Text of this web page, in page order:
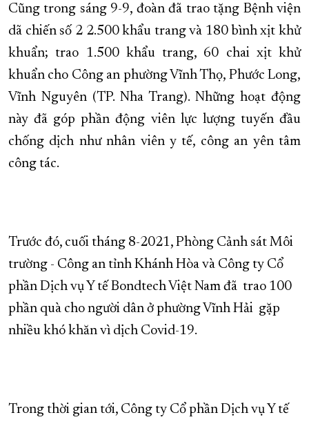
Cũng trong sáng 9-9, đoàn đã trao tặng Bệnh viện
dã chiến số 2 2.500 khẩu trang và 180 bình xịt khử
khuẩn; trao 1.500 khẩu trang, 60 chai xịt khử
khuẩn cho Công an phường Vĩnh Thọ, Phước Long,
Vĩnh Nguyên (TP. Nha Trang). Những hoạt động
này đã góp phần động viên lực lượng tuyến đầu
chống dịch như nhân viên y tế, công an yên tâm
công tác.
Trước đó, cuối tháng 8-2021, Phòng Cảnh sát Môi
trường - Công an tỉnh Khánh Hòa và Công ty Cổ
phần Dịch vụ Y tế Bondtech Việt Nam đã trao 100
phần quà cho người dân ở phường Vĩnh Hải gặp
nhiều khó khăn vì dịch Covid-19.
Trong thời gian tới, Công ty Cổ phần Dịch vụ Y tế